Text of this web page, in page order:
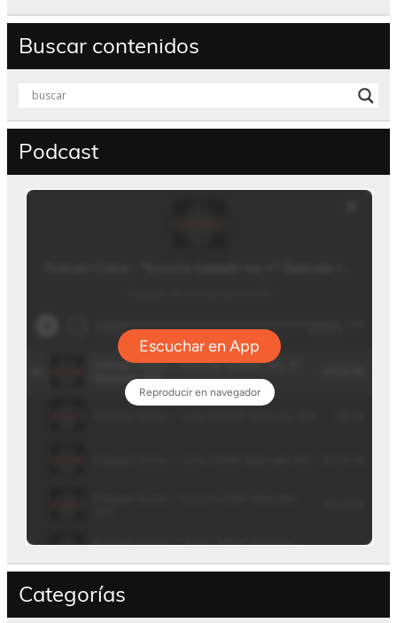
Buscar contenidos
Podcast
Categorías